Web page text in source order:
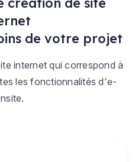
de votre projet
internet qui correspond à
les fonctionnalités d'e-